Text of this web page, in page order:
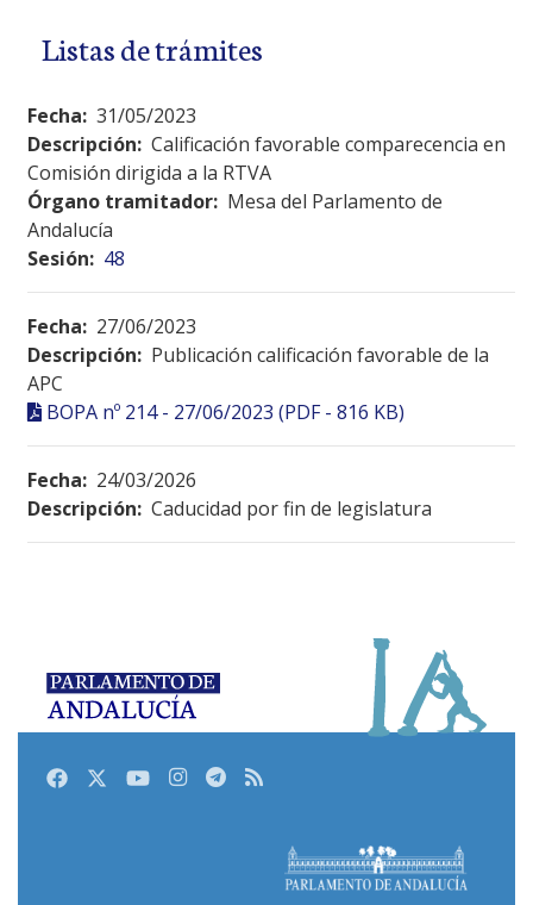
Listas de trámites
Fecha: 31/05/2023
Descripción: Calificación favorable comparecencia en
Comisión dirigida a la RTVA
Órgano tramitador: Mesa del Parlamento de
Andalucía
Sesión: 48
Fecha: 27/06/2023
Descripción: Publicación calificación favorable de la
APC
BOPA nº 214 - 27/06/2023 (PDF - 816 KB)
Fecha: 24/03/2026
Descripción: Caducidad por fin de legislatura
FacebookTwitterYoutubeInstagram
Telegram
RSS